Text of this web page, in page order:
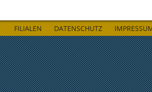
DATENSCHUTZ
FILIALEN